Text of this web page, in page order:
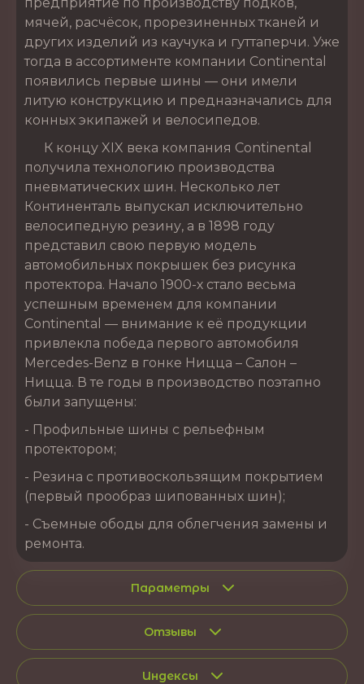
мячей, расчёсок, прорезиненных тканей и
других изделий из каучука и гуттаперчи. Уже
тогда в ассортименте компании Continental
появились первые шины — они имели
литую конструкцию и предназначались для
конных экипажей и велосипедов.
К концу XIX века компания Continental
получила технологию производства
пневматических шин. Несколько лет
Континенталь выпускал исключительно
велосипедную резину, а в 1898 году
представил свою первую модель
автомобильных покрышек без рисунка
протектора. Начало 1900-х стало весьма
успешным временем для компании
Continental — внимание к её продукции
привлекла победа первого автомобиля
Mercedes-Benz в гонке Ницца – Салон –
Ницца. В те годы в производство поэтапно
были запущены:
- Профильные шины с рельефным
протектором;
- Резина с противоскользящим покрытием
(первый прообраз шипованных шин);
- Съемные ободы для облегчения замены и
ремонта.
Параметры
Отзывы
Индексы